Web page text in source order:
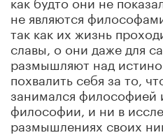
не являются
так как их жизнь
славы, о они даже для
размышляют над
похвалить себя за то,
занимался философией
философии, и ни в
размышлениях своих